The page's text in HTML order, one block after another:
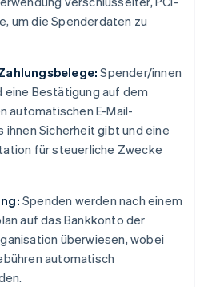
um die Spenderdaten zu
Spender/innen
eine Bestätigung auf dem
automatischen E-Mail-
ihnen Sicherheit gibt und eine
für steuerliche Zwecke
Spenden werden nach einem
auf das Bankkonto der
überwiesen, wobei
automatisch